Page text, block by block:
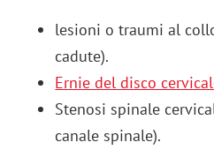
lesioni o traumi al
cadute).
Ernie del disco
Stenosi spinale
canale spinale).